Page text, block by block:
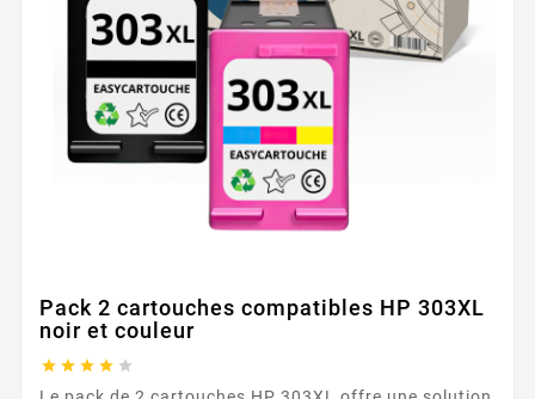
Pack 2 cartouches compatibles HP 303XL
noir et couleur
    